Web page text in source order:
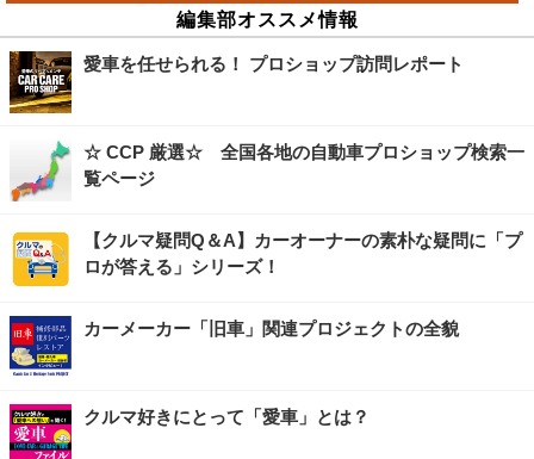
編集部オススメ情報
愛車を任せられる！ プロショップ訪問レポート
☆ CCP 厳選☆ 全国各地の自動車プロショップ検索一
覧ページ
【クルマ疑問Q＆A】カーオーナーの素朴な疑問に「プ
ロが答える」シリーズ！
カーメーカー「旧車」関連プロジェクトの全貌
クルマ好きにとって「愛車」とは？